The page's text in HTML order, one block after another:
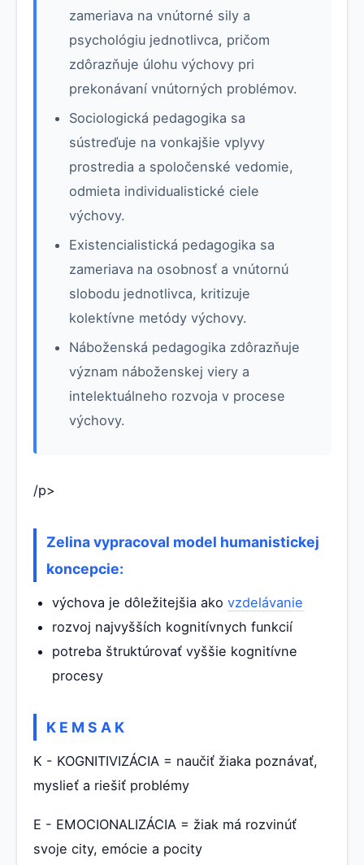
zameriava na vnútorné sily a
psychológiu jednotlivca, pričom
zdôrazňuje úlohu výchovy pri
prekonávaní vnútorných problémov.
Sociologická pedagogika sa
sústreďuje na vonkajšie vplyvy
prostredia a spoločenské vedomie,
odmieta individualistické ciele
výchovy.
Existencialistická pedagogika sa
zameriava na osobnosť a vnútornú
slobodu jednotlivca, kritizuje
kolektívne metódy výchovy.
Náboženská pedagogika zdôrazňuje
význam náboženskej viery a
intelektuálneho rozvoja v procese
výchovy.
/p>
Zelina vypracoval model humanistickej
koncepcie:
výchova je dôležitejšia ako vzdelávanie
rozvoj najvyšších kognitívnych funkcií
potreba štruktúrovať vyššie kognitívne
procesy
K E M S A K
K - KOGNITIVIZÁCIA = naučiť žiaka poznávať,
myslieť a riešiť problémy
E - EMOCIONALIZÁCIA = žiak má rozvinúť
svoje city, emócie a pocity